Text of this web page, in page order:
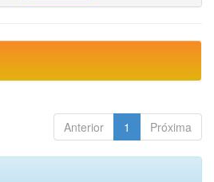
Anterior 1 Próxima